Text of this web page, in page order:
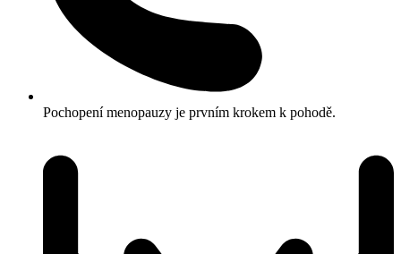
Pochopení menopauzy je prvním krokem k pohodě.